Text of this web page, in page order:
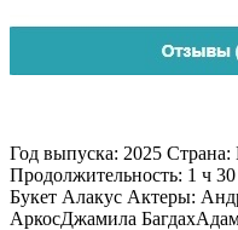
Год выпуска: 2025
Продолжительность: 1 ч
Букет Алакус Актеры:
АркосДжамила